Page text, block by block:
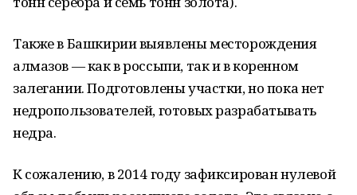
Также в Башкирии выявлены месторождения
алмазов — как в россыпи, так и в коренном
залегании. Подготовлены участки, но пока нет
недропользователей, готовых разрабатывать
недра.
К сожалению, в 2014 году зафиксирован нулевой